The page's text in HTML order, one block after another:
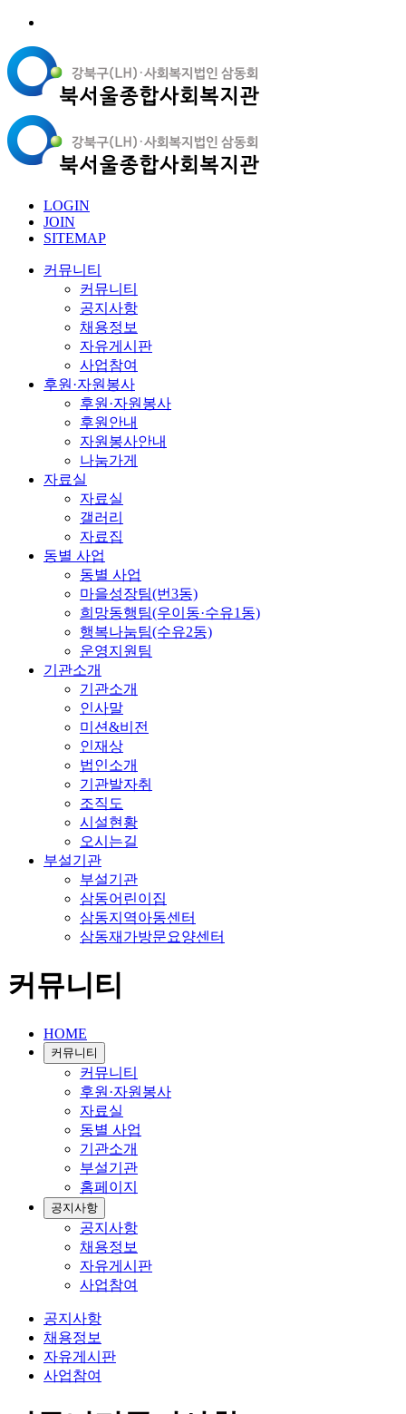
LOGIN
JOIN
SITEMAP
커뮤니티
커뮤니티
공지사항
채용정보
자유게시판
사업참여
후원·자원봉사
후원·자원봉사
후원안내
자원봉사안내
나눔가게
자료실
자료실
갤러리
자료집
동별 사업
동별 사업
마을성장팀(번3동)
희망동행팀(우이동·수유1동)
행복나눔팀(수유2동)
운영지원팀
기관소개
기관소개
인사말
미션&비전
인재상
법인소개
기관발자취
조직도
시설현황
오시는길
부설기관
부설기관
삼동어린이집
삼동지역아동센터
삼동재가방문요양센터
커뮤니티
HOME
커뮤니티
커뮤니티
후원·자원봉사
자료실
동별 사업
기관소개
부설기관
홈페이지
공지사항
공지사항
채용정보
자유게시판
사업참여
공지사항
채용정보
자유게시판
사업참여